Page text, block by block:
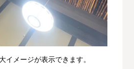
イメージが表示できます。